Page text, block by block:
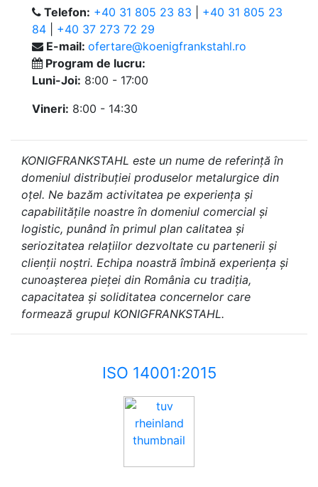
Telefon: +40 31 805 23 83
+40 31 805 23
84
+40 37 273 72 29
E-mail: ofertare@koenigfrankstahl.ro
Program de lucru:
Luni-Joi: 8:00 - 17:00
Vineri: 8:00 - 14:30
KONIGFRANKSTAHL este un nume de referință în
domeniul distribuției produselor metalurgice din
oțel. Ne bazăm activitatea pe experiența și
capabilitățile noastre în domeniul comercial și
logistic, punând în primul plan calitatea și
seriozitatea relațiilor dezvoltate cu partenerii și
clienții noștri. Echipa noastră îmbină experiența și
cunoașterea pieței din România cu tradiția,
capacitatea și soliditatea concernelor care
formează grupul KONIGFRANKSTAHL.
ISO 14001:2015